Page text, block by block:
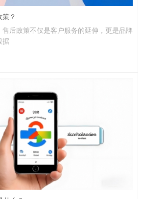
？
后政策不仅是客户服务的延伸，更是品牌
据